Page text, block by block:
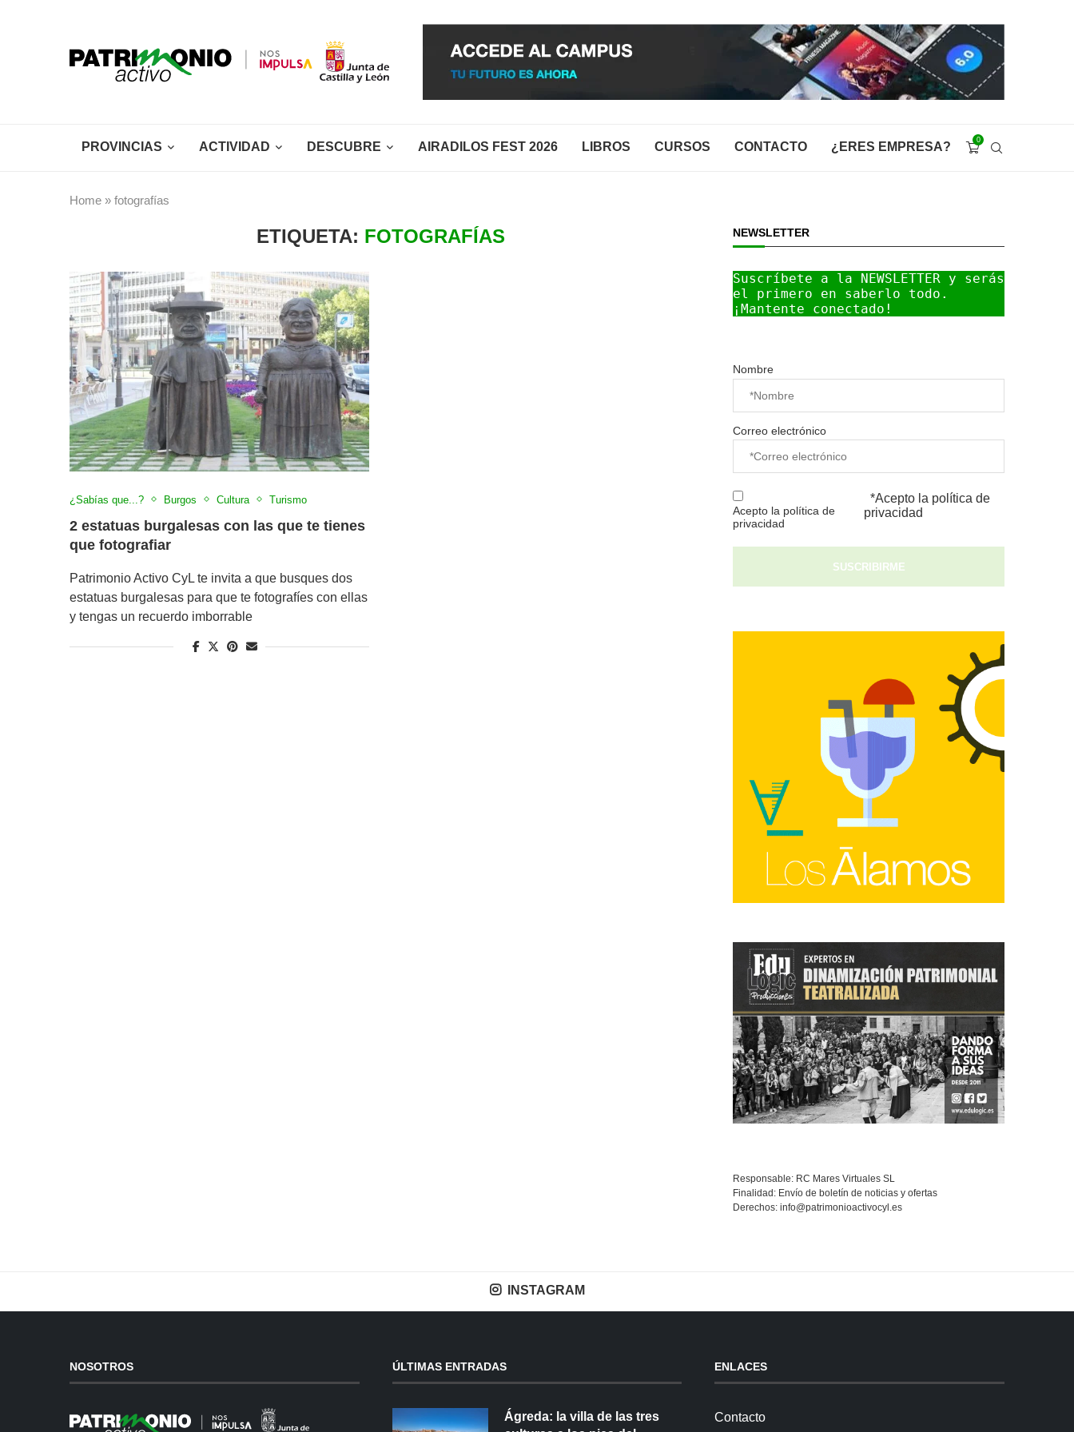
PROVINCIAS ACTIVIDAD DESCUBRE AIRADILOS FEST 2026 LIBROS CURSOS CONTACTO ¿ERES EMPRESA? 0
Home » fotografías
ETIQUETA: FOTOGRAFÍAS
¿Sabías que...? Burgos Cultura Turismo
2 estatuas burgalesas con las que te tienes
que fotografiar
Patrimonio Activo CyL te invita a que busques dos
estatuas burgalesas para que te fotografíes con ellas
y tengas un recuerdo imborrable
NEWSLETTER
Suscríbete a la NEWSLETTER y serás
el primero en saberlo todo.
¡Mantente conectado!
Nombre
Correo electrónico
Acepto la política de
privacidad
*Acepto la política de
privacidad
Responsable: RC Mares Virtuales SL
Finalidad: Envío de boletín de noticias y ofertas
Derechos: info@patrimonioactivocyl.es
INSTAGRAM
NOSOTROS ÚLTIMAS ENTRADAS
Ágreda: la villa de las tres
ENLACES
Contacto